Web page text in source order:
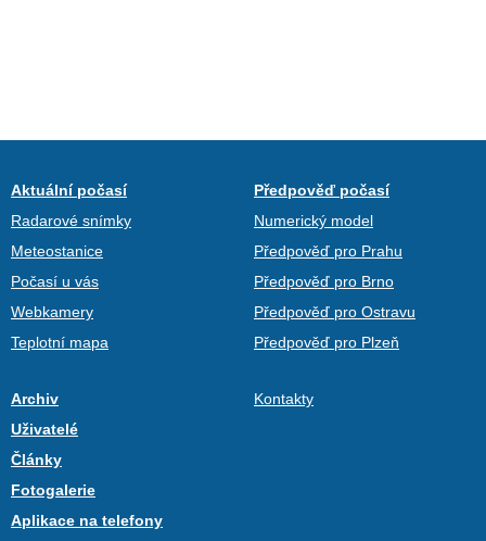
Aktuální počasí
Radarové snímky
Meteostanice
Počasí u vás
Webkamery
Teplotní mapa
Předpověď počasí
Numerický model
Předpověď pro Prahu
Předpověď pro Brno
Předpověď pro Ostravu
Předpověď pro Plzeň
Archiv
Uživatelé
Články
Fotogalerie
Aplikace na telefony
Kontakty